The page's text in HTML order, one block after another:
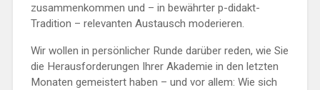
zusammenkommen und – in bewährter p-didakt-
Tradition – relevanten Austausch moderieren.
Wir wollen in persönlicher Runde darüber reden, wie Sie
die Herausforderungen Ihrer Akademie in den letzten
Monaten gemeistert haben – und vor allem: Wie sich